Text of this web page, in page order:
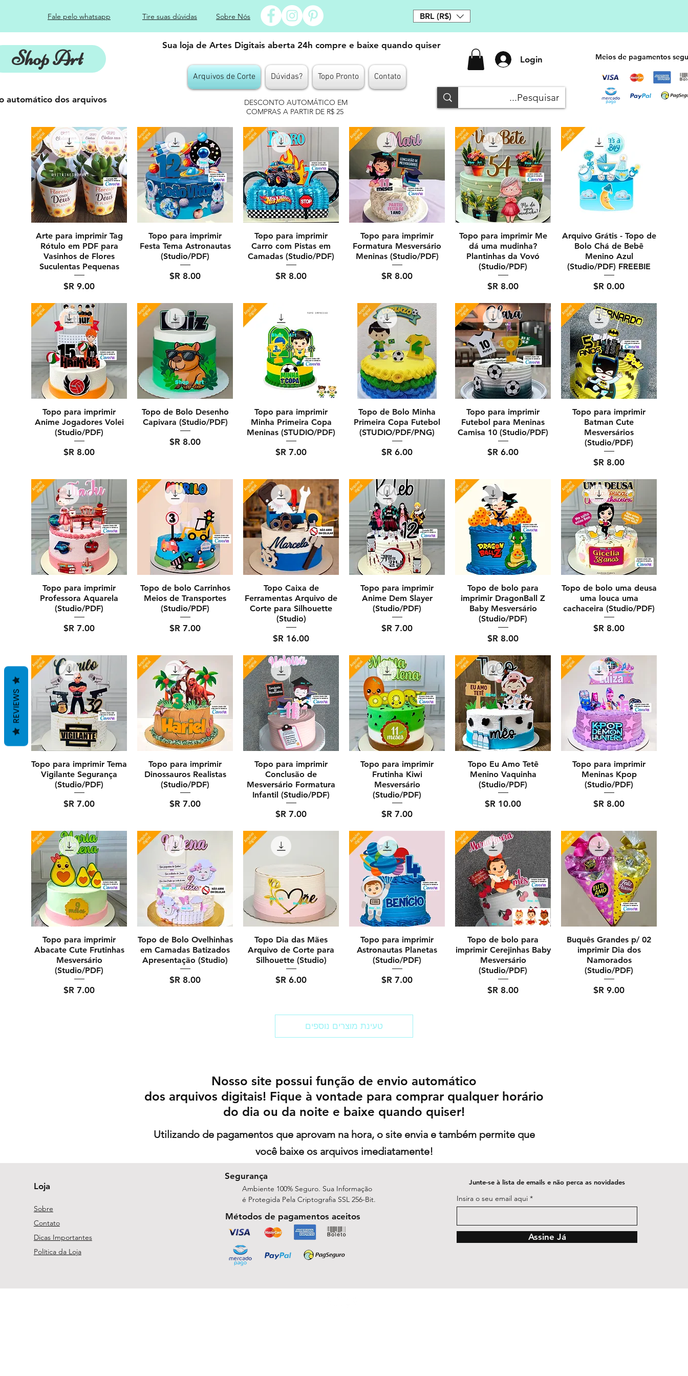
Fale pelo whatsapp Tire suas dúvidas Sobre Nós BRL (R$)
Shop Art
Sua loja de Artes Digitais aberta 24h compre e baixe quando quiser
Arquivos de Corte Dúvidas? Topo Pronto Contato
Login
automático dos arquivos
DESCONTO AUTOMÁTICO EM
COMPRAS A PARTIR DE R$ 25
Meios de pagamentos
Arquivo Grátis - Topo de
Bolo Chá de Bebê
Menino Azul
(Studio/PDF) FREEBIE
מחיר
Topo para imprimir Me
dá uma mudinha?
Plantinhas da Vovó
(Studio/PDF)
מחיר
Topo para imprimir
Formatura Mesversário
Meninas (Studio/PDF)
מחיר
Topo para imprimir
Carro com Pistas em
Camadas (Studio/PDF)
מחיר
Topo para imprimir
Festa Tema Astronautas
(Studio/PDF)
מחיר
Arte para imprimir Tag
Rótulo em PDF para
Vasinhos de Flores
Suculentas Pequenas
מחיר
Topo para imprimir
Batman Cute
Mesversários
(Studio/PDF)
מחיר
Topo para imprimir
Futebol para Meninas
Camisa 10 (Studio/PDF)
מחיר
Topo de Bolo Minha
Primeira Copa Futebol
(STUDIO/PDF/PNG)
מחיר
Topo para imprimir
Minha Primeira Copa
Meninas (STUDIO/PDF)
מחיר
Topo de Bolo Desenho
Capivara (Studio/PDF)
מחיר
Topo para imprimir
Anime Jogadores Volei
(Studio/PDF)
מחיר
Topo de bolo uma deusa
uma louca uma
cachaceira (Studio/PDF)
מחיר
Topo de bolo para
imprimir DragonBall Z
Baby Mesversário
(Studio/PDF)
מחיר
Topo para imprimir
Anime Dem Slayer
(Studio/PDF)
מחיר
Topo Caixa de
Ferramentas Arquivo de
Corte para Silhouette
(Studio)
מחיר
Topo de bolo Carrinhos
Meios de Transportes
(Studio/PDF)
מחיר
Topo para imprimir
Professora Aquarela
(Studio/PDF)
מחיר
Topo para imprimir
Meninas Kpop
(Studio/PDF)
מחיר
Topo Eu Amo Tetê
Menino Vaquinha
(Studio/PDF)
מחיר
Topo para imprimir
Frutinha Kiwi
Mesversário
(Studio/PDF)
מחיר
Topo para imprimir
Conclusão de
Mesversário Formatura
Infantil (Studio/PDF)
מחיר
Topo para imprimir
Dinossauros Realistas
(Studio/PDF)
מחיר
Topo para imprimir Tema
Vigilante Segurança
(Studio/PDF)
מחיר
02 Buquês Grandes p/
imprimir Dia dos
Namorados
(Studio/PDF)
מחיר
Topo de bolo para
imprimir Cerejinhas Baby
Mesversário
(Studio/PDF)
מחיר
Topo para imprimir
Astronautas Planetas
(Studio/PDF)
מחיר
Topo Dia das Mães
Arquivo de Corte para
Silhouette (Studio)
מחיר
Topo de Bolo Ovelhinhas
em Camadas Batizados
Apresentação (Studio)
מחיר
Topo para imprimir
Abacate Cute Frutinhas
Mesversário
(Studio/PDF)
מחיר
טעינת מוצרים נוספים
Nosso site possui função de envio automático
dos arquivos digitais! Fique à vontade para comprar qualquer horário
do dia ou da noite e baixe quando quiser!
Utilizando de pagamentos que aprovam na hora, o site envia e também permite que
você baixe os arquivos imediatamente!
Loja
Sobre
Contato
Dicas Importantes
Política da Loja
Segurança
Ambiente 100% Seguro. Sua Informação
é Protegida Pela Criptografia SSL 256-Bit.
Métodos de pagamentos aceitos
Junte-se à lista de emails e não perca as novidades
Insira o seu email aqui
Assine Já
REVIEWS